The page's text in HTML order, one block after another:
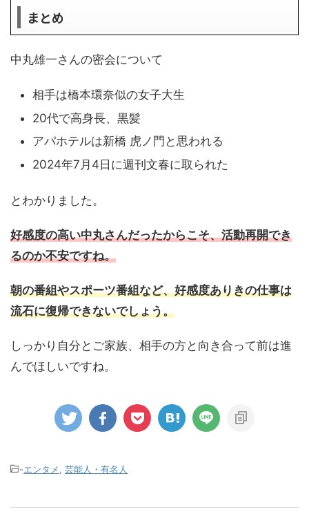
まとめ
中丸雄一さんの密会について
相手は橋本環奈似の女子大生
20代で高身長、黒髪
アパホテルは新橋 虎ノ門と思われる
2024年7月4日に週刊文春に取られた
とわかりました。
好感度の高い中丸さんだったからこそ、活動再開でき
るのか不安ですね。
朝の番組やスポーツ番組など、好感度ありきの仕事は
流石に復帰できないでしょう。
しっかり自分とご家族、相手の方と向き合って前は進
んでほしいですね。
-エンタメ 芸能人・有名人